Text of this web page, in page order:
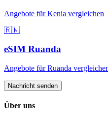
Angebote fürKenia vergleichen
🇷🇼
eSIM Ruanda
Angebote fürRuanda
Nachricht senden
Über uns